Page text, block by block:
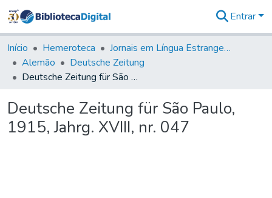
&
Coleções
Tudo na
Biblioteca
Estatísticas
Entrar
Início Hemeroteca
Jornais em Língua Estrangeira
Alemão
Deutsche Zeitung
Deutsche Zeitung für São Paulo, 1915, Jahrg. XVIII, nr. 047
Deutsche Zeitung für São Paulo,
1915, Jahrg. XVIII, nr. 047